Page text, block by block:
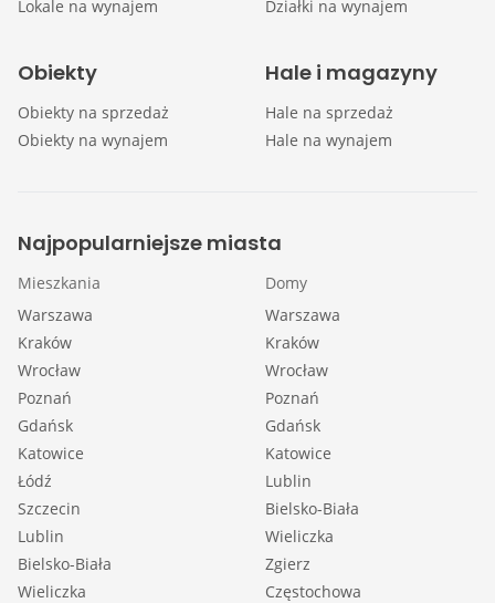
Lokale na wynajem
Działki na wynajem
Obiekty
Obiekty na sprzedaż
Obiekty na wynajem
Hale i magazyny
Hale na sprzedaż
Hale na wynajem
Najpopularniejsze miasta
Mieszkania
Warszawa
Kraków
Wrocław
Poznań
Gdańsk
Katowice
Łódź
Szczecin
Lublin
Bielsko-Biała
Wieliczka
Domy
Warszawa
Kraków
Wrocław
Poznań
Gdańsk
Katowice
Lublin
Bielsko-Biała
Wieliczka
Zgierz
Częstochowa